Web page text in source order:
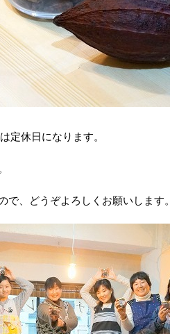
定休日になります。
で、どうぞよろしくお願いします。